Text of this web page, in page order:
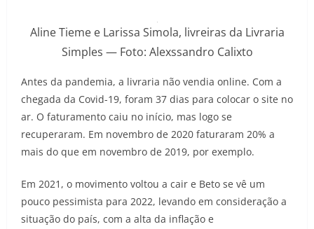
Aline Tieme e Larissa Simola, livreiras da Livraria
Simples — Foto: Alexssandro Calixto
Antes da pandemia, a livraria não vendia online. Com a
chegada da Covid-19, foram 37 dias para colocar o site no
ar. O faturamento caiu no início, mas logo se
recuperaram. Em novembro de 2020 faturaram 20% a
mais do que em novembro de 2019, por exemplo.
Em 2021, o movimento voltou a cair e Beto se vê um
pouco pessimista para 2022, levando em consideração a
situação do país, com a alta da inflação e